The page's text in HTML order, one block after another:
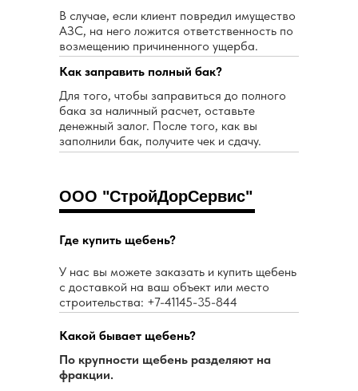
В случае, если клиент повредил имущество
АЗС, на него ложится ответственность по
возмещению причиненного ущерба.
Как заправить полный бак?
Для того, чтобы заправиться до полного
бака за наличный расчет, оставьте
денежный залог. После того, как вы
заполнили бак, получите чек и сдачу.
ООО "СтройДорСервис"
Где купить щебень?
У нас вы можете заказать и купить щебень
с доставкой на ваш объект или место
строительства: +7-41145-35-844
Какой бывает щебень?
По крупности щебень разделяют на
фракции.